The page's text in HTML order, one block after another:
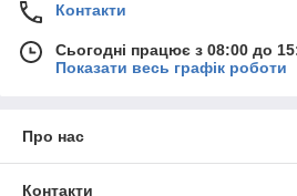
Контакти
Сьогодні працює з 08:00 до
Показати весь графік роботи
Про нас
Контакти